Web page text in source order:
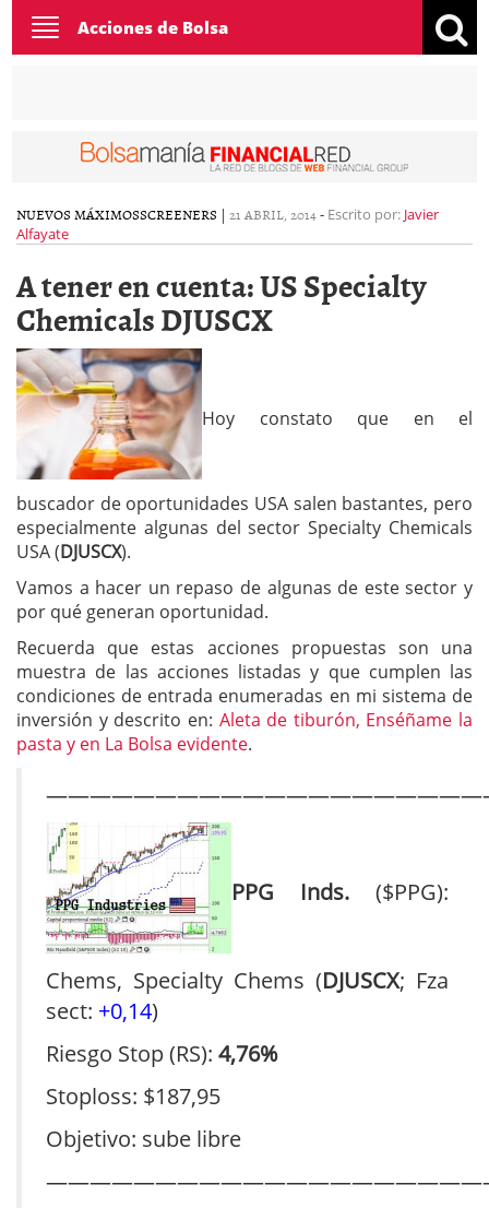
Toggle
navigation
Acciones de Bolsa
NUEVOS MÁXIMOSSCREENERS | 21 ABRIL, 2014- Escrito por: Javier
Alfayate
A tener en cuenta: US Specialty
Chemicals DJUSCX
Hoy constato que en el
buscador de oportunidades USA salen bastantes, pero
especialmente algunas del sector Specialty Chemicals
USA (DJUSCX).
Vamos a hacer un repaso de algunas de este sector y
por qué generan oportunidad.
Recuerda que estas acciones propuestas son una
muestra de las acciones listadas y que cumplen las
condiciones de entrada enumeradas en mi sistema de
inversión y descrito en: Aleta de tiburón, Enséñame la
pasta y en La Bolsa evidente.
PPG Inds. ($PPG):
Chems, Specialty Chems (DJUSCX; Fza
sect: +0,14)
Riesgo Stop (RS): 4,76%
Stoploss: $187,95
Objetivo: sube libre